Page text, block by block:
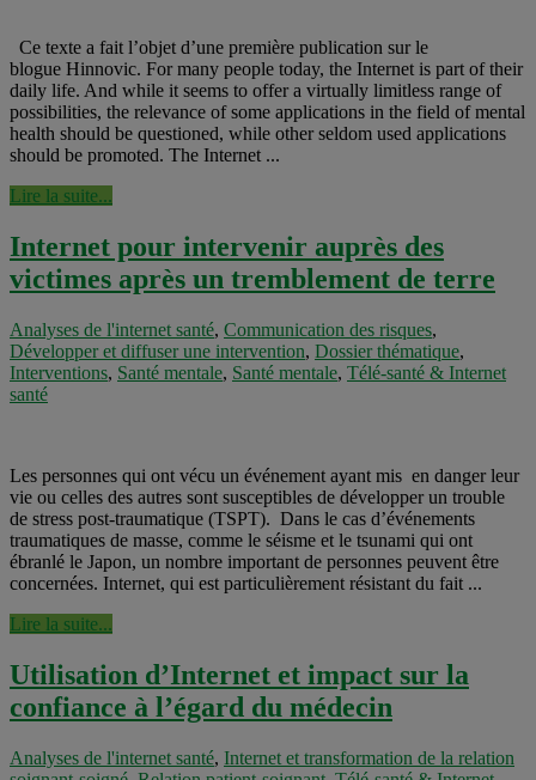
Ce texte a fait l’objet d’une première publication sur le
blogue Hinnovic. For many people today, the Internet is part of their
daily life. And while it seems to offer a virtually limitless range of
possibilities, the relevance of some applications in the field of mental
health should be questioned, while other seldom used applications
should be promoted. The Internet ...
Lire la suite...
Internet pour intervenir auprès des
victimes après un tremblement de terre
Analyses de l'internet santé, Communication des risques,
Développer et diffuser une intervention, Dossier thématique,
Interventions, Santé mentale, Santé mentale, Télé-santé & Internet
santé
Les personnes qui ont vécu un événement ayant mis en danger leur
vie ou celles des autres sont susceptibles de développer un trouble
de stress post-traumatique (TSPT). Dans le cas d’événements
traumatiques de masse, comme le séisme et le tsunami qui ont
ébranlé le Japon, un nombre important de personnes peuvent être
concernées. Internet, qui est particulièrement résistant du fait ...
Lire la suite...
Utilisation d’Internet et impact sur la
confiance à l’égard du médecin
Analyses de l'internet santé, Internet et transformation de la relation